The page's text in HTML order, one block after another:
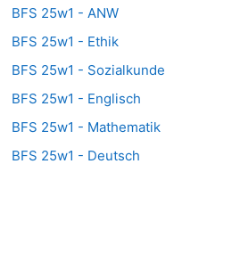
BFS 25w1 - ANW
BFS 25w1 - Ethik
BFS 25w1 - Sozialkunde
BFS 25w1 - Englisch
BFS 25w1 - Mathematik
BFS 25w1 - Deutsch